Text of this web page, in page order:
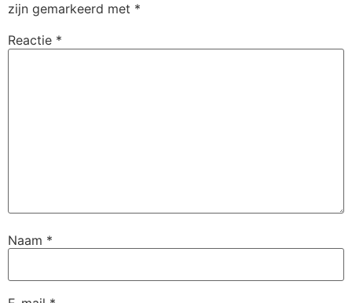
zijn gemarkeerd met *
Reactie *
Naam *